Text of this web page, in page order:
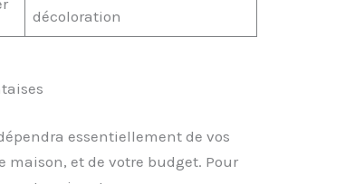
décoloration
essentiellement de vos
et de votre budget. Pour